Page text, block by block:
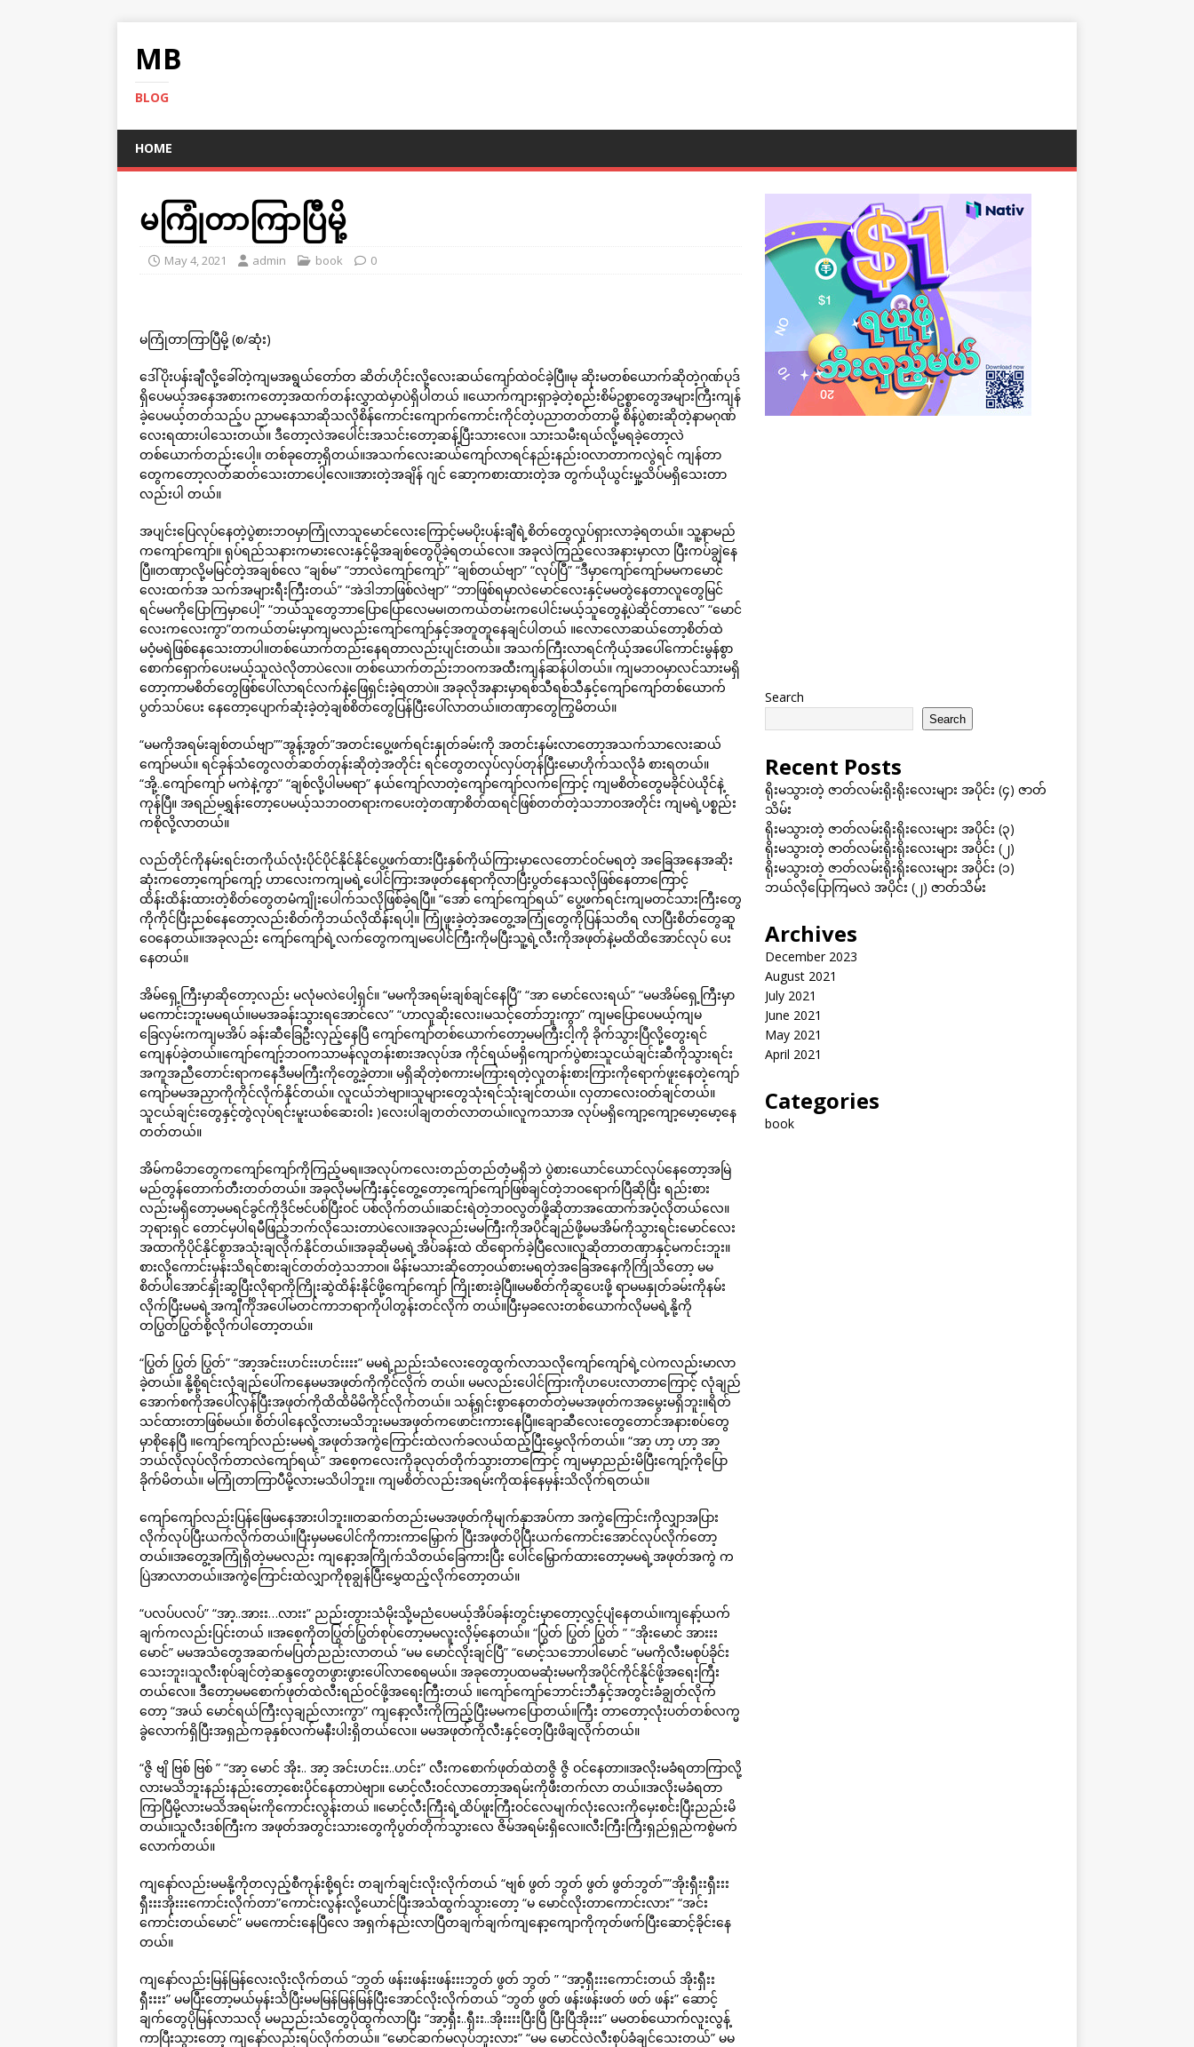
MB
BLOG
HOME
မကြုံတာကြာပြီမို့
May 4, 2021 admin book 0
မကြုံတာကြာပြီမို့ (စ/ဆုံး)
ဒေါ်ပိုးပန်းချီလို့ခေါ်တဲ့ကျမအရွယ်တော်တ ဆိတ်ဟိုင်းလို့လေးဆယ်ကျော်ထဲဝင်ခဲ့ပြီ။မု ဆိုးမတစ်ယောက်ဆိုတဲ့ဂုဏ်ပုဒ်
ရှိပေမယ့်အနေအစားကတော့အထက်တန်းလွှာထဲမှာပဲရှိပါတယ် ။ယောက်ကျားရှာခဲ့တဲ့စည်းစိမ်ဥစ္စာတွေအများကြီးကျန်
ခဲ့ပေမယ့်တတ်သည့်ပ ညာမနေသာဆိုသလိုစိန်ကောင်းကျောက်ကောင်းကိုင်တဲ့ပညာတတ်တာမို့ စိန်ပွဲစားဆိုတဲ့နာမဂုဏ်
လေးရထားပါသေးတယ်။ ဒီတော့လဲအပေါင်းအသင်းတော့ဆန့်ပြီးသားလေ။ သားသမီးရယ်လို့မရခဲ့တော့လဲ
တစ်ယောက်တည်းပေါ့။ တစ်ခုတော့ရှိတယ်။အသက်လေးဆယ်ကျော်လာရင်နည်းနည်းဝလာတာကလွဲရင် ကျန်တာ
တွေကတော့လတ်ဆတ်သေးတာပေါ့လေ။အားတဲ့အချိန် ဂျင် ဆော့ကစားထားတဲ့အ တွက်ယိုယွင်းမှု့သိပ်မရှိသေးတာ
လည်းပါ တယ်။
အပျင်းပြေလုပ်နေတဲ့ပွဲစားဘဝမှာကြုံလာသူမောင်လေးကြောင့်မမပိုးပန်းချီရဲ့စိတ်တွေလှုပ်ရှားလာခဲ့ရတယ်။ သူ့နာမည်
ကကျော်ကျော်။ ရုပ်ရည်သနားကမားလေးနှင့်မို့အချစ်တွေပိုခဲ့ရတယ်လေ။ အခုလဲကြည့်လေအနားမှာလာ ပြီးကပ်ချွဲနေ
ပြီ။တဏှာလို့မမြင်တဲ့အချစ်လေ “ချစ်မ” “ဘာလဲကျော်ကျော်” “ချစ်တယ်ဗျာ” “လုပ်ပြီ” “ဒီမှာကျော်ကျော်မမကမောင်
လေးထက်အ သက်အများရီးကြီးတယ်” “အဲဒါဘာဖြစ်လဲဗျာ” “ဘာဖြစ်ရမှာလဲမောင်လေးနှင့်မမတွဲနေတာလူတွေမြင်
ရင်မမကိုပြောကြမှာပေါ့” “ဘယ်သူတွေဘာပြောပြောလေမမ၊တကယ်တမ်းကပေါင်းမယ့်သူတွေနဲ့ပဲဆိုင်တာလေ” “မောင်
လေးကလေးကွာ”တကယ်တမ်းမှာကျမလည်းကျော်ကျော်နှင့်အတူတူနေချင်ပါတယ် ။လောလောဆယ်တော့စိတ်ထဲ
မဝံ့မရဲဖြစ်နေသေးတာပါ။တစ်ယောက်တည်းနေရတာလည်းပျင်းတယ်။ အသက်ကြီးလာရင်ကိုယ့်အပေါ်ကောင်းမွန်စွာ
စောက်ရှောက်ပေးမယ့်သူလဲလိုတာပဲလေ။ တစ်ယောက်တည်းဘဝကအထီးကျန်ဆန်ပါတယ်။ ကျမဘဝမှာလင်သားမရှိ
တော့ကာမစိတ်တွေဖြစ်ပေါ်လာရင်လက်နဲ့ဖြေရှင်းခဲ့ရတာပဲ။ အခုလိုအနားမှာရစ်သီရစ်သီနှင့်ကျော်ကျော်တစ်ယောက်
ပွတ်သပ်ပေး နေတော့ပျောက်ဆုံးခဲ့တဲ့ချစ်စိတ်တွေပြန်ပြီးပေါ်လာတယ်။တဏှာတွေကြွမိတယ်။
“မမကိုအရမ်းချစ်တယ်ဗျာ””အွန့်အွတ်”အတင်းပွေ့ဖက်ရင်းနှုတ်ခမ်းကို အတင်းနမ်းလာတော့အသက်သာလေးဆယ်
ကျော်မယ်။ ရင်ခုန်သံတွေလတ်ဆတ်တုန်းဆိုတဲ့အတိုင်း ရင်တွေတလှပ်လှပ်တုန်ပြီးမောဟိုက်သလိုခံ စားရတယ်။
“အို့..ကျော်ကျော် မကဲနဲ့ကွာ” “ချစ်လို့ပါမမရာ” နယ်ကျော်လာတဲ့ကျော်ကျော်လက်ကြောင့် ကျမစိတ်တွေမခိုင်ပဲယိုင်နဲ့
ကုန်ပြီ။ အရည်မရွှန်းတော့ပေမယ့်သဘဝတရားကပေးတဲ့တဏှာစိတ်ထရင်ဖြစ်တတ်တဲ့သဘာဝအတိုင်း ကျမရဲ့ပစ္စည်း
ကစိုလို့လာတယ်။
လည်တိုင်ကိုနမ်းရင်းတကိုယ်လုံးပိုင်ပိုင်နိုင်နိုင်ပွေ့ဖက်ထားပြီးနှစ်ကိုယ်ကြားမှာလေတောင်ဝင်မရတဲ့ အခြေအနေအဆိုး
ဆုံးကတော့ကျော်ကျော့် ဟာလေးကကျမရဲ့ပေါင်ကြားအဖုတ်နေရာကိုလာပြီးပွတ်နေသလိုဖြစ်နေတာကြောင့်
ထိန်းထိန်းထားတဲ့စိတ်တွေတမံကျိုးပေါက်သလိုဖြစ်ခဲ့ရပြီ။ “အော် ကျော်ကျော်ရယ်” ပွေ့ဖက်ရင်းကျမတင်သားကြီးတွေ
ကိုကိုင်ပြီးညစ်နေတော့လည်းစိတ်ကိုဘယ်လိုထိန်းရပါ့။ ကြုံဖူးခဲ့တဲ့အတွေ့အကြုံတွေကိုပြန်သတိရ လာပြီးစိတ်တွေဆူ
ဝေနေတယ်။အခုလည်း ကျော်ကျော်ရဲ့လက်တွေကကျမပေါင်ကြီးကိုမပြီးသူ့ရဲ့လီးကိုအဖုတ်နဲ့မထိထိအောင်လုပ် ပေး
နေတယ်။
အိမ်ရှေ့ကြီးမှာဆိုတော့လည်း မလုံမလဲပေါ့ရှင်။ “မမကိုအရမ်းချစ်ချင်နေပြီ” “အာ မောင်လေးရယ်” “မမအိမ်ရှေ့ကြီးမှာ
မကောင်းဘူးမမရယ်။မမအခန်းသွားရအောင်လေ” “ဟာလူဆိုးလေး၊မသင့်တော်ဘူးကွာ” ကျမပြောပေမယ့်ကျမ
ခြေလှမ်းကကျမအိပ် ခန်းဆီခြေဦးလှည့်နေပြီ ကျော်ကျော်တစ်ယောက်တော့မမကြီးငါ့ကို ခိုက်သွားပြီလို့တွေးရင်
ကျေနပ်ခဲ့တယ်။ကျော်ကျော့်ဘဝကသာမန်လူတန်းစားအလုပ်အ ကိုင်ရယ်မရှိကျောက်ပွဲစားသူငယ်ချင်းဆီကိုသွားရင်း
အကူအညီတောင်းရာကနေဒီမမကြီးကိုတွေ့ခဲ့တာ။ မရှိဆိုတဲ့စကားမကြားရတဲ့လူတန်းစားကြားကိုရောက်ဖူးနေတဲ့ကျော်
ကျော်မမအညှာကိုကိုင်လိုက်နိုင်တယ်။ လူငယ်ဘဲဗျာ။သူများတွေသုံးရင်သုံးချင်တယ်။ လှတာလေးဝတ်ချင်တယ်။
သူငယ်ချင်းတွေနှင့်တွဲလုပ်ရင်းမူးယစ်ဆေးဝါး )လေးပါချတတ်လာတယ်။လူကသာအ လုပ်မရှိကျော့ကျော့မော့မော့နေ
တတ်တယ်။
အိမ်ကမိဘတွေကကျော်ကျော်ကိုကြည့်မရ။အလုပ်ကလေးတည်တည်တံ့မရှိဘဲ ပွဲစားယောင်ယောင်လုပ်နေတော့အမြဲ
မည်တွန်တောက်တီးတတ်တယ်။ အခုလိုမမကြီးနှင့်တွေ့တော့ကျော်ကျော်ဖြစ်ချင်တဲ့ဘဝရောက်ပြီဆိုပြီး ရည်းစား
လည်းမရှိတော့မမရင်ခွင်ကိုဒိုင်ဗင်ပစ်ပြီးဝင် ပစ်လိုက်တယ်။ဆင်းရဲတဲ့ဘဝလွတ်ဖို့ဆိုတာအထောက်အပံ့လိုတယ်လေ။
ဘုရားရှင် တောင်မှပါရမီဖြည့်ဘက်လိုသေးတာပဲလေ။အခုလည်းမမကြီးကိုအပိုင်ချည်ဖို့မမအိမ်ကိုသွားရင်းမောင်လေး
အထာကိုပိုင်နိုင်စွာအသုံးချလိုက်နိုင်တယ်။အခုဆိုမမရဲ့အိပ်ခန်းထဲ ထိရောက်ခဲ့ပြီလေ။လူဆိုတာတဏှာနှင့်မကင်းဘူး။
စားလို့ကောင်းမှန်းသိရင်စားချင်တတ်တဲ့သဘာဝ။ မိန်းမသားဆိုတော့ဝယ်စားမရတဲ့အခြေအနေကိုကြိုသိတော့ မမ
စိတ်ပါအောင်နှိုးဆွပြီးလိုရာကိုကြိုးဆွဲထိန်းနိုင်ဖို့ကျော်ကျော် ကြိုးစားခဲ့ပြီ။မမစိတ်ကိုဆွပေးဖို့ ရာမမနှုတ်ခမ်းကိုနမ်း
လိုက်ပြီးမမရဲ့အကျီင်္ကိုအပေါ်မတင်ကာဘရာကိုပါတွန်းတင်လိုက် တယ်။ပြီးမှခလေးတစ်ယောက်လိုမမရဲ့နို့ကို
တပြွတ်ပြွတ်စို့လိုက်ပါတော့တယ်။
“ပြွတ် ပြွတ် ပြွတ်” “အာ့အင်းးဟင်းးဟင်းးးး” မမရဲ့ညည်းသံလေးတွေထွက်လာသလိုကျော်ကျော်ရဲ့ငပဲကလည်းမာလာ
ခဲ့တယ်။ နို့စို့ရင်းလုံချည်ပေါ်ကနေမမအဖုတ်ကိုကိုင်လိုက် တယ်။ မမလည်းပေါင်ကြားကိုဟပေးလာတာကြောင့် လုံချည်
အောက်စကိုအပေါ်လှန်ပြီးအဖုတ်ကိုထိထိမိမိကိုင်လိုက်တယ်။ သန့်ရှင်းစွာနေတတ်တဲ့မမအဖုတ်ကအမွေးမရှိဘူး။ရိတ်
သင်ထားတာဖြစ်မယ်။ စိတ်ပါနေလို့လားမသိဘူးမမအဖုတ်ကဖောင်းကားနေပြီ။ချောဆီလေးတွေတောင်အနားစပ်တွေ
မှာစိုနေပြီ ။ကျော်ကျော်လည်းမမရဲ့အဖုတ်အကွဲကြောင်းထဲလက်ခလယ်ထည့်ပြီးမွှေလိုက်တယ်။ “အာ့ ဟာ့ ဟာ့ အာ့
ဘယ်လိုလုပ်လိုက်တာလဲကျော်ရယ်” အစေ့ကလေးကိုခုလုတ်တိုက်သွားတာကြောင့် ကျမမှာညည်းမိပြီးကျော့်ကိုပြော
ခိုက်မိတယ်။ မကြုံတာကြာပီမို့လားမသိပါဘူး။ ကျမစိတ်လည်းအရမ်းကိုထန်နေမှန်းသိလိုက်ရတယ်။
ကျော်ကျော်လည်းပြန်ဖြေမနေအားပါဘူး။တဆက်တည်းမမအဖုတ်ကိုမျက်နှာအပ်ကာ အကွဲကြောင်းကိုလျှာအပြား
လိုက်လုပ်ပြီးယက်လိုက်တယ်။ပြီးမှမမပေါင်ကိုကားကာမြှောက် ပြီးအဖုတ်ပိုပြီးယက်ကောင်းအောင်လုပ်လိုက်တော့
တယ်။အတွေ့အကြုံရှိတဲ့မမလည်း ကျနော့အကြိုက်သိတယ်ခြေကားပြီး ပေါင်မြှောက်ထားတော့မမရဲ့အဖုတ်အကွဲ က
ပြဲအာလာတယ်။အကွဲကြောင်းထဲလျှာကိုစုချွန်ပြီးမွှေထည့်လိုက်တော့တယ်။
“ပလပ်ပလပ်” “အာ့..အားး…လားး” ညည်းတွားသံမိုးသို့မညံပေမယ့်အိပ်ခန်းတွင်းမှာတော့လွှင့်ပျံနေတယ်။ကျနော့်ယက်
ချက်ကလည်းပြင်းတယ် ။အစေ့ကိုတပြွတ်ပြွတ်စုပ်တော့မမလူးလှိမ့်နေတယ်။ “ပြွတ် ပြွတ် ပြွတ် ” “အိုးမောင် အားးး
မောင်” မမအသံတွေအဆက်မပြတ်ညည်းလာတယ် “မမ မောင်လိုးချင်ပြီ” “မောင့်သဘောပါမောင် “မမကိုလီးမစုပ်ခိုင်း
သေးဘူး၊သူလီးစုပ်ချင်တဲ့ဆန္ဒတွေတဖွားဖွားပေါ်လာစေရမယ်။ အခုတော့ပထမဆုံးမမကိုအပိုင်ကိုင်နိုင်ဖို့အရေးကြီး
တယ်လေ။ ဒီတော့မမစောက်ဖုတ်ထဲလီးရည်ဝင်ဖို့အရေးကြီးတယ် ။ကျော်ကျော်ဘောင်းဘီနှင့်အတွင်းခံချွတ်လိုက်
တော့ “အယ် မောင်ရယ်ကြီးလှချည်လားကွာ” ကျနော့လီးကိုကြည့်ပြီးမမကပြောတယ်။ကြီး တာတော့လုံးပတ်တစ်လက္မ
ခွဲလောက်ရှိပြီးအရှည်ကခုနှစ်လက်မနီးပါးရှိတယ်လေ။ မမအဖုတ်ကိုလီးနှင့်တေ့ပြီးဖိချလိုက်တယ်။
“ဇွိ ဗျိ ဗြစ် ဗြစ် ” “အာ့ မောင် အိုး.. အာ့ အင်းဟင်းး..ဟင်း” လီးကစောက်ဖုတ်ထဲတဇွိ ဇွိ ဝင်နေတာ။အလိုးမခံရတာကြာလို့
လားမသိဘူးနည်းနည်းတော့စေးပိုင်နေတာပဲဗျာ။ မောင့်လီးဝင်လာတော့အရမ်းကိုဖီးတက်လာ တယ်။အလိုးမခံရတာ
ကြာပြီမို့လားမသိအရမ်းကိုကောင်းလွန်းတယ် ။မောင့်လီးကြီးရဲ့ထိပ်ဖူးကြီးဝင်လေမျက်လုံးလေးကိုမှေးစင်းပြီးညည်းမိ
တယ်။သူလီးဒစ်ကြီးက အဖုတ်အတွင်းသားတွေကိုပွတ်တိုက်သွားလေ ဇိမ်အရမ်းရှိလေ။လီးကြီးကြီးရှည်ရှည်ကစွဲမက်
လောက်တယ်။
ကျနော်လည်းမမနို့ကိုတလှည့်စီကုန်းစို့ရင်း တချက်ချင်းလိုးလိုက်တယ် “ဗျစ် ဖွတ် ဘွတ် ဖွတ် ဖွတ်ဘွတ်””အိုးရှီးးရှီးးး
ရှီးးးအိုးးးကောင်းလိုက်တာ”ကောင်းလွန်းလို့ယောင်ပြီးအသံထွက်သွားတော့ “မ မောင်လိုးတာကောင်းလား” “အင်း
ကောင်းတယ်မောင်” မမကောင်းနေပြီလေ အရှက်နည်းလာပြီတချက်ချက်ကျနော့ကျောကိုကုတ်ဖက်ပြီးဆောင့်ခိုင်းနေ
တယ်။
ကျနော်လည်းမြန်မြန်လေးလိုးလိုက်တယ် “ဘွတ် ဖန်းးဖန်းးဖန်းးးဘွတ် ဖွတ် ဘွတ် ” “အာ့ရှီးးးကောင်းတယ် အိုးရှီးး
ရှီးးးး” မမပြီးတော့မယ်မှန်းသိပြီးမမမြန်မြန်မြန်ပြီးအောင်လိုးလိုက်တယ် “ဘွတ် ဖွတ် ဖန်းဖန်းဖတ် ဖတ် ဖန်း” ဆောင့်
ချက်တွေပိုမြန်လာသလို မမညည်းသံတွေပိုထွက်လာပြီး “အာ့ရှီး..ရှီးး..အိုးးးးပြီးပြီ ပြီးပြီအိုးးး” မမတစ်ယောက်လူးလွန့်
ကာပြီးသွားတော့ ကျနော်လည်းရပ်လိုက်တယ်။ “မောင်ဆက်မလုပ်ဘူးလား” “မမ မောင်လဲလီးစုပ်ခံချင်သေးတယ်” မမ
Search
Search
Recent Posts
ရိုးမသွားတဲ့ ဇာတ်လမ်းရိုးရိုးလေးများ အပိုင်း (၄) ဇာတ်
သိမ်း
ရိုးမသွားတဲ့ ဇာတ်လမ်းရိုးရိုးလေးများ အပိုင်း (၃)
ရိုးမသွားတဲ့ ဇာတ်လမ်းရိုးရိုးလေးများ အပိုင်း (၂)
ရိုးမသွားတဲ့ ဇာတ်လမ်းရိုးရိုးလေးများ အပိုင်း (၁)
ဘယ်လိုပြောကြမလဲ အပိုင်း (၂) ဇာတ်သိမ်း
Archives
December 2023
August 2021
July 2021
June 2021
May 2021
April 2021
Categories
book